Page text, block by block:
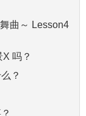
曲～ Lesson4
吗？
？